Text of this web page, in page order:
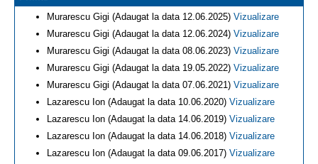
Murarescu Gigi (Adaugat la data 12.06.2025) Vizualizare
Murarescu Gigi (Adaugat la data 12.06.2024) Vizualizare
Murarescu Gigi (Adaugat la data 08.06.2023) Vizualizare
Murarescu Gigi (Adaugat la data 19.05.2022) Vizualizare
Murarescu Gigi (Adaugat la data 07.06.2021) Vizualizare
Lazarescu Ion (Adaugat la data 10.06.2020) Vizualizare
Lazarescu Ion (Adaugat la data 14.06.2019) Vizualizare
Lazarescu Ion (Adaugat la data 14.06.2018) Vizualizare
Lazarescu Ion (Adaugat la data 09.06.2017) Vizualizare